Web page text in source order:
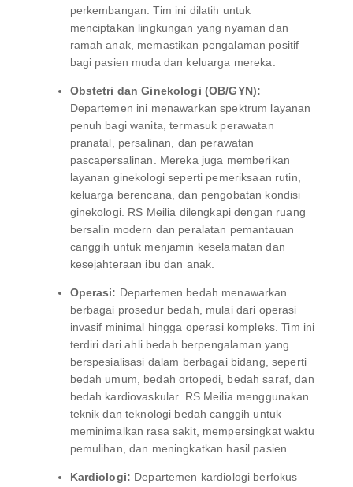
perkembangan. Tim ini dilatih untuk
menciptakan lingkungan yang nyaman dan
ramah anak, memastikan pengalaman positif
bagi pasien muda dan keluarga mereka.
Obstetri dan Ginekologi (OB/GYN):
Departemen ini menawarkan spektrum layanan
penuh bagi wanita, termasuk perawatan
pranatal, persalinan, dan perawatan
pascapersalinan. Mereka juga memberikan
layanan ginekologi seperti pemeriksaan rutin,
keluarga berencana, dan pengobatan kondisi
ginekologi. RS Meilia dilengkapi dengan ruang
bersalin modern dan peralatan pemantauan
canggih untuk menjamin keselamatan dan
kesejahteraan ibu dan anak.
Operasi: Departemen bedah menawarkan
berbagai prosedur bedah, mulai dari operasi
invasif minimal hingga operasi kompleks. Tim ini
terdiri dari ahli bedah berpengalaman yang
berspesialisasi dalam berbagai bidang, seperti
bedah umum, bedah ortopedi, bedah saraf, dan
bedah kardiovaskular. RS Meilia menggunakan
teknik dan teknologi bedah canggih untuk
meminimalkan rasa sakit, mempersingkat waktu
pemulihan, dan meningkatkan hasil pasien.
Kardiologi: Departemen kardiologi berfokus